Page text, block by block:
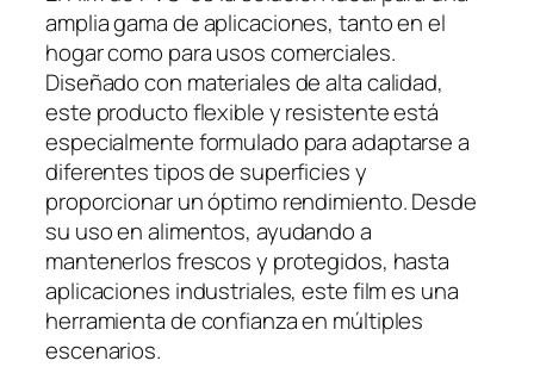
amplia gama de aplicaciones, tanto en el
hogar como para usos comerciales.
Diseñado con materiales de alta calidad,
este producto flexible y resistente está
especialmente formulado para adaptarse a
diferentes tipos de superficies y
proporcionar un óptimo rendimiento. Desde
su uso en alimentos, ayudando a
mantenerlos frescos y protegidos, hasta
aplicaciones industriales, este film es una
herramienta de confianza en múltiples
escenarios.